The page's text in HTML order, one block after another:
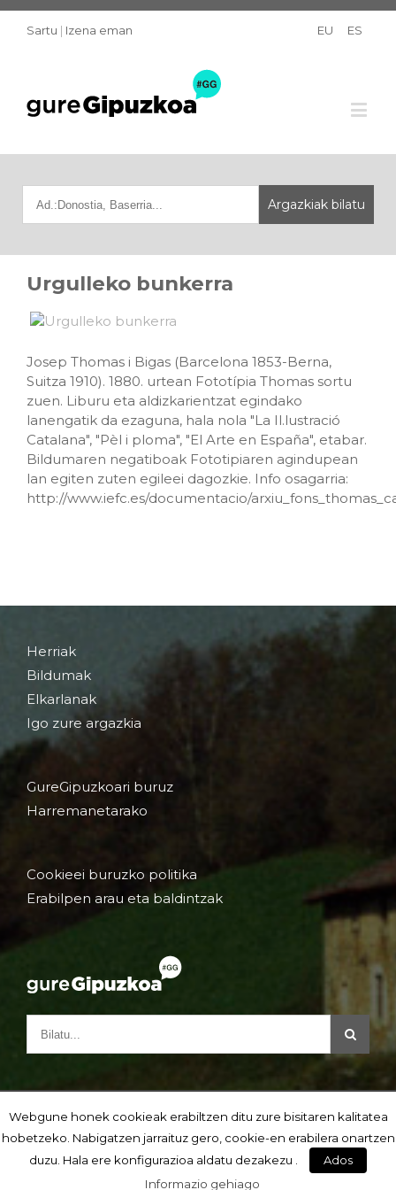
Sartu | Izena eman EU ES
Urgulleko bunkerra
Josep Thomas i Bigas (Barcelona 1853-Berna,
Suitza 1910). 1880. urtean Fototípia Thomas sortu
zuen. Liburu eta aldizkarientzat egindako
lanengatik da ezaguna, hala nola "La Il.lustració
Catalana", "Pèl i ploma", "El Arte en España", etabar.
Bildumaren negatiboak Fototipiaren agindupean
lan egiten zuten egileei dagozkie. Info osagarria:
http://www.iefc.es/documentacio/
Herriak
Bildumak
Elkarlanak
Igo zure argazkia
GureGipuzkoari buruz
Harremanetarako
Cookieei buruzko politika
Erabilpen arau eta baldintzak
Webgune honek cookieak erabiltzen ditu zure bisitaren kalitatea
hobetzeko. Nabigatzen jarraituz gero, cookie-en erabilera onartzen
duzu. Hala ere konfigurazioa aldatu dezakezu .
Ados
Informazio gehiago